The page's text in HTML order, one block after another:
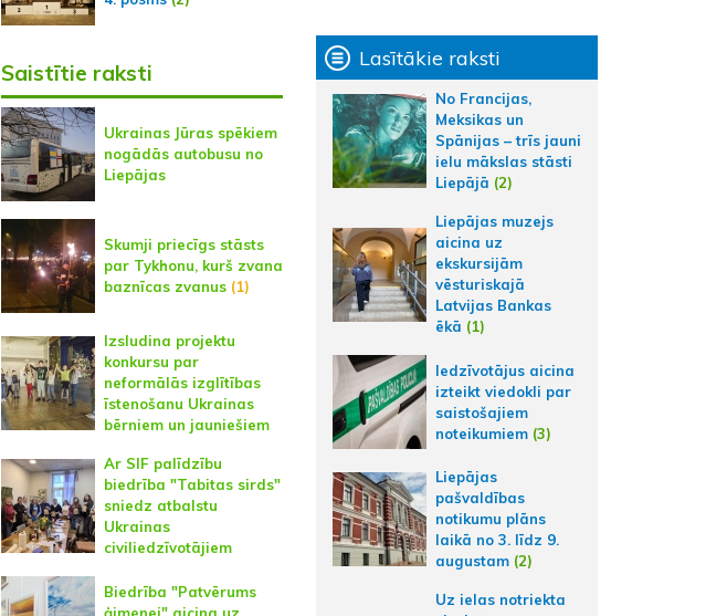
Saistītie raksti
Ukrainas Jūras spēkiem
nogādās autobusu no
Liepājas
Skumji priecīgs stāsts
par Tykhonu, kurš zvana
baznīcas zvanus(1)
Izsludina projektu
konkursu par
neformālās izglītības
īstenošanu Ukrainas
bērniem un jauniešiem
Ar SIF palīdzību
biedrība "Tabitas sirds"
sniedz atbalstu
Ukrainas
civiliedzīvotājiem
Biedrība "Patvērums
ģimenei" aicina uz
Lasītākie raksti
No Francijas,
Meksikas un
Spānijas – trīs jauni
ielu mākslas stāsti
Liepājā (2)
Liepājas muzejs
aicina uz
ekskursijām
vēsturiskajā
Latvijas Bankas
ēkā (1)
Iedzīvotājus aicina
izteikt viedokli par
saistošajiem
noteikumiem (3)
Liepājas
pašvaldības
notikumu plāns
laikā no 3. līdz 9.
augustam (2)
Uz ielas notriekta